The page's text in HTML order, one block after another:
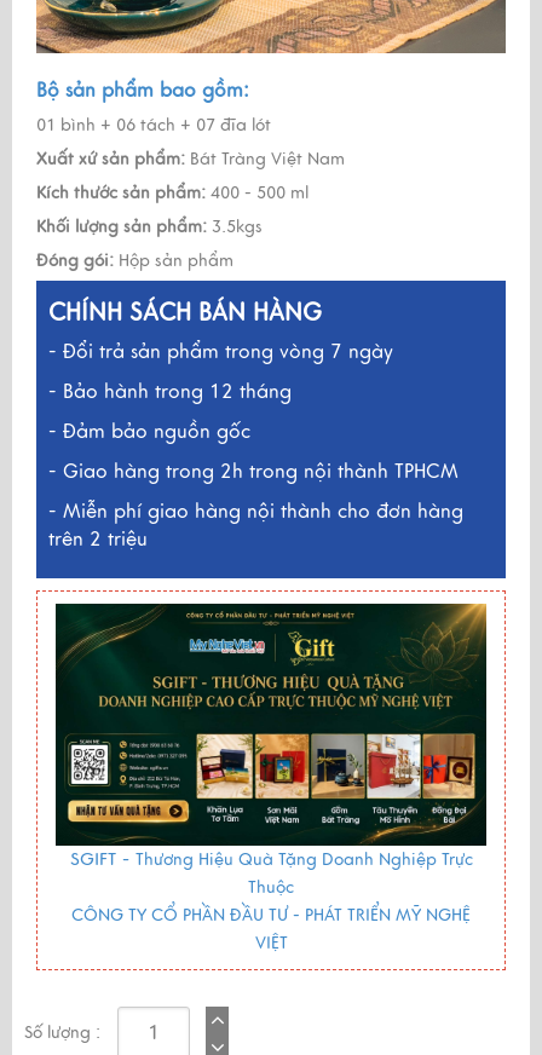
Bộ sản phẩm bao gồm:
01 bình + 06 tách + 07 đĩa lót
Xuất xứ sản phẩm: Bát Tràng Việt Nam
Kích thước sản phẩm: 400 - 500 ml
Khối lượng sản phẩm: 3.5kgs
Đóng gói: Hộp sản phẩm
CHÍNH SÁCH BÁN HÀNG
- Đổi trả sản phẩm trong vòng 7 ngày
- Bảo hành trong 12 tháng
- Đảm bảo nguồn gốc
- Giao hàng trong 2h trong nội thành TPHCM
- Miễn phí giao hàng nội thành cho đơn hàng
trên 2 triệu
SGIFT - Thương Hiệu Quà Tặng Doanh Nghiệp Trực
Thuộc
CÔNG TY CỔ PHẦN ĐẦU TƯ - PHÁT TRIỂN MỸ NGHỆ
VIỆT
Số lượng :